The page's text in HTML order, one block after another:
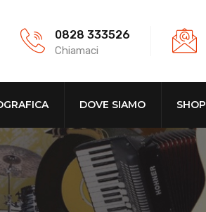
0828 333526
Chiamaci
DOVE SIAMO SHOP